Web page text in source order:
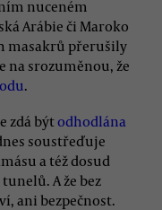
nuceném
Arábie či Maroko
masakrů přerušily
na srozuměnou, že
.
zdá býtodhodlána
soustřeďuje
a též dosud
A že bez
ani bezpečnost.